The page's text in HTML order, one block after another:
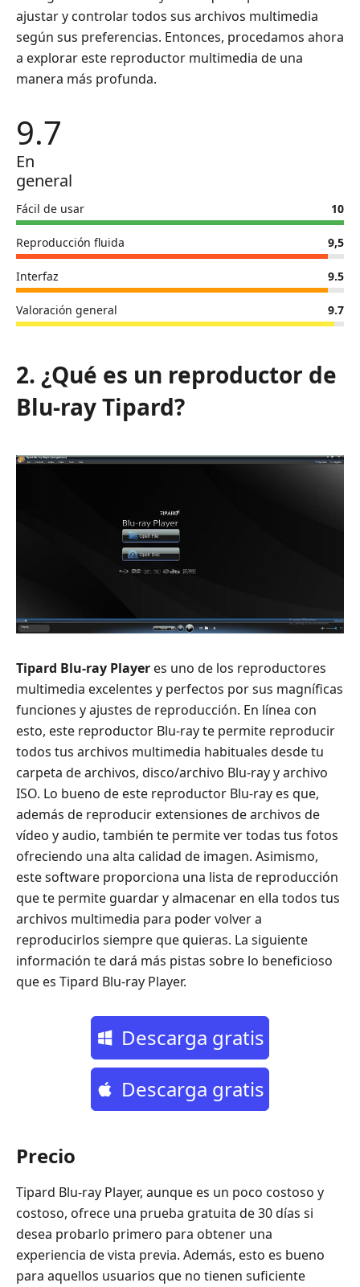
ajustar y controlar todos sus archivos multimedia
según sus preferencias. Entonces, procedamos ahora
a explorar este reproductor multimedia de una
manera más profunda.
9.7
En
general
Fácil de usar 10
Reproducción fluida 9,5
Interfaz 9.5
Valoración general 9.7
2. ¿Qué es un reproductor de
Blu-ray Tipard?
Tipard Blu-ray Player es uno de los reproductores
multimedia excelentes y perfectos por sus magníficas
funciones y ajustes de reproducción. En línea con
esto, este reproductor Blu-ray te permite reproducir
todos tus archivos multimedia habituales desde tu
carpeta de archivos, disco/archivo Blu-ray y archivo
ISO. Lo bueno de este reproductor Blu-ray es que,
además de reproducir extensiones de archivos de
vídeo y audio, también te permite ver todas tus fotos
ofreciendo una alta calidad de imagen. Asimismo,
este software proporciona una lista de reproducción
que te permite guardar y almacenar en ella todos tus
archivos multimedia para poder volver a
reproducirlos siempre que quieras. La siguiente
información te dará más pistas sobre lo beneficioso
que es Tipard Blu-ray Player.
Descarga gratis
Descarga gratis
Precio
Tipard Blu-ray Player, aunque es un poco costoso y
costoso, ofrece una prueba gratuita de 30 días si
desea probarlo primero para obtener una
experiencia de vista previa. Además, esto es bueno
para aquellos usuarios que no tienen suficiente